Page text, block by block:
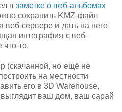
в заметке о веб-альбомах
сохранить KMZ-файл
веб-сервере и дать на него
интеграфия с веб-
то.
(скачанной, но ещё не
на местности
его в 3D Warehouse,
выглядит ваш дом, ваш сарай